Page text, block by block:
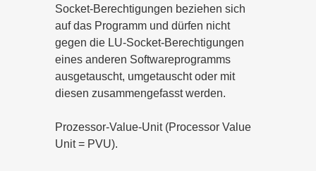
Socket-Berechtigungen beziehen sich
auf das Programm und dürfen nicht
gegen die LU-Socket-Berechtigungen
eines anderen Softwareprogramms
ausgetauscht, umgetauscht oder mit
diesen zusammengefasst werden.
Prozessor-Value-Unit (Processor Value
Unit = PVU).